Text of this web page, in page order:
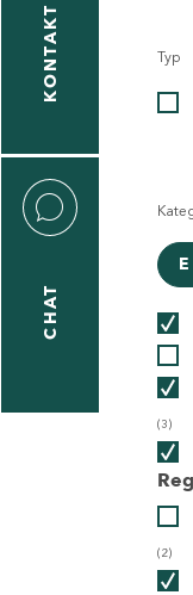
KONTAKT
CHAT
Typ
(3)
(2)